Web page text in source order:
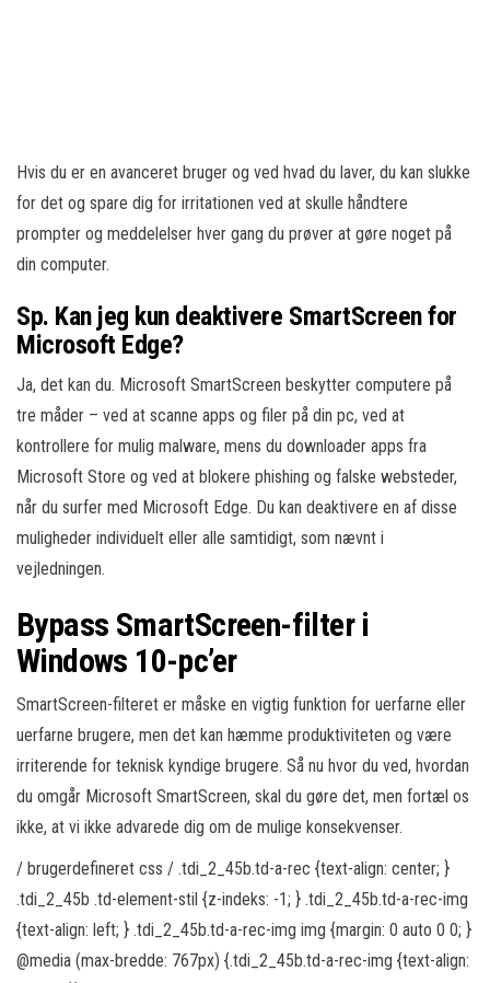
Hvis du er en avanceret bruger og ved hvad du laver, du kan slukke
for det og spare dig for irritationen ved at skulle håndtere
prompter og meddelelser hver gang du prøver at gøre noget på
din computer.
Sp. Kan jeg kun deaktivere SmartScreen for
Microsoft Edge?
Ja, det kan du. Microsoft SmartScreen beskytter computere på
tre måder – ved at scanne apps og filer på din pc, ved at
kontrollere for mulig malware, mens du downloader apps fra
Microsoft Store og ved at blokere phishing og falske websteder,
når du surfer med Microsoft Edge. Du kan deaktivere en af disse
muligheder individuelt eller alle samtidigt, som nævnt i
vejledningen.
Bypass SmartScreen-filter i
Windows 10-pc’er
SmartScreen-filteret er måske en vigtig funktion for uerfarne eller
uerfarne brugere, men det kan hæmme produktiviteten og være
irriterende for teknisk kyndige brugere. Så nu hvor du ved, hvordan
du omgår Microsoft SmartScreen, skal du gøre det, men fortæl os
ikke, at vi ikke advarede dig om de mulige konsekvenser.
/ brugerdefineret css / .tdi_2_45b.td-a-rec {text-align: center; }
.tdi_2_45b .td-element-stil {z-indeks: -1; } .tdi_2_45b.td-a-rec-img
{text-align: left; } .tdi_2_45b.td-a-rec-img img {margin: 0 auto 0 0; }
@media (max-bredde: 767px) {.tdi_2_45b.td-a-rec-img {text-align: